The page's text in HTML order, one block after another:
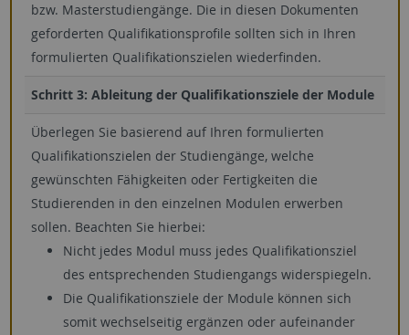
bzw. Masterstudiengänge. Die in diesen Dokumenten
geforderten Qualifikationsprofile sollten sich in Ihren
formulierten Qualifikationszielen wiederfinden.
Schritt 3: Ableitung der Qualifikationsziele der Module
Überlegen Sie basierend auf Ihren formulierten
Qualifikationszielen der Studiengänge, welche
gewünschten Fähigkeiten oder Fertigkeiten die
Studierenden in den einzelnen Modulen erwerben
sollen. Beachten Sie hierbei:
Nicht jedes Modul muss jedes Qualifikationsziel
des entsprechenden Studiengangs widerspiegeln.
Die Qualifikationsziele der Module können sich
somit wechselseitig ergänzen oder aufeinander